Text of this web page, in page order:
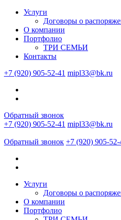
Услуги
Договоры о
О компании
Портфолио
ТРИ СЕМЬИ
Контакты
+7 (920) 905-52-41 mipl33@bk.ru
Обратный звонок
+7 (920) 905-52-41 mipl33@bk.ru
Обратный звонок +7 (920) 905-52-
Услуги
Договоры о
О компании
Портфолио